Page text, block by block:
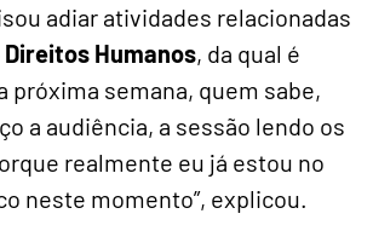
adiar atividades relacionadas
Direitos Humanos, da qual é
próxima semana, quem sabe,
a audiência, a sessão lendo os
realmente eu já estou no
neste momento”, explicou.